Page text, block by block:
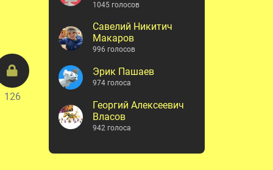
126
1045 голосов
Савелий Никитич
Макаров
996 голосов
Эрик Пашаев
974 голоса
Георгий Алексеевич
Власов
942 голоса